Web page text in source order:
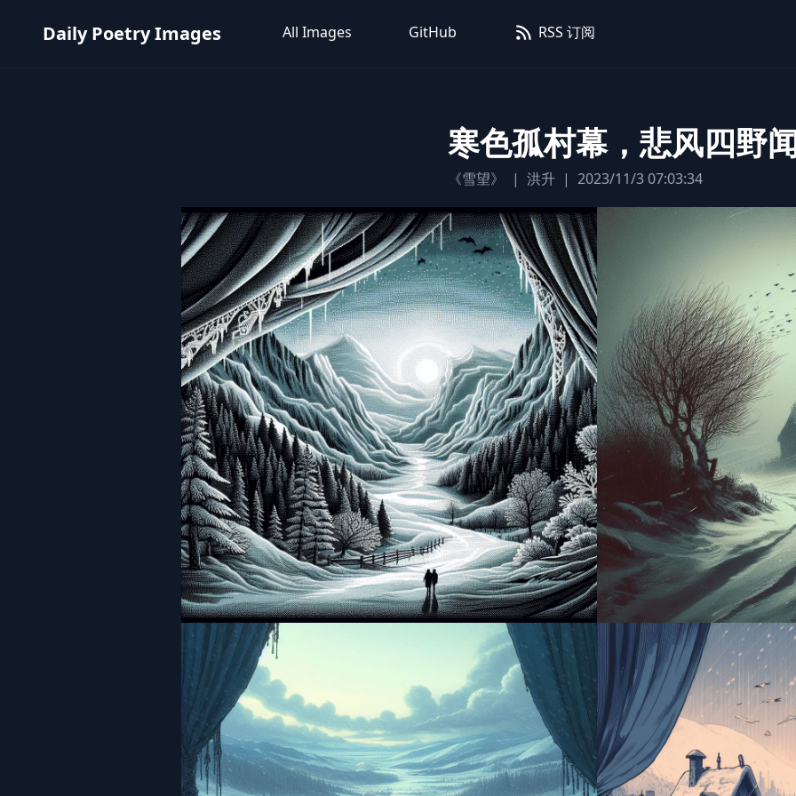
Daily Poetry Images All Images GitHub RSS 订阅
寒色孤村幕，悲风四野
《雪望》 | 洪升 | 2023/11/3 07:03:34